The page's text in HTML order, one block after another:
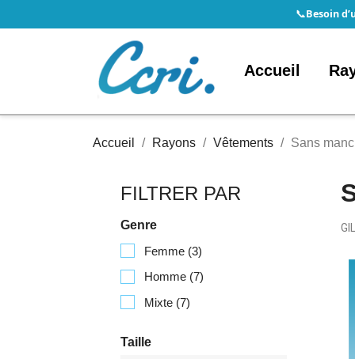
📞Besoin
Accueil
Accueil Rayons Vêtements Sans
FILTRER PAR
Genre
Femme (3)
Homme (7)
Mixte (7)
Taille